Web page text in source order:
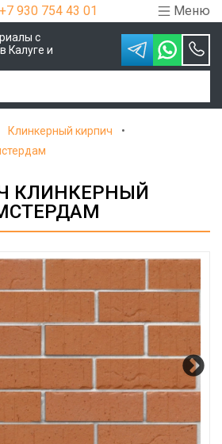
+7 930 754 43 01 Меню
с
Калуге и
Клинкерный кирпич
КЛИНКЕРНЫЙ